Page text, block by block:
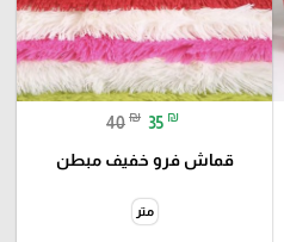
40 ₪ 35 ₪
قماش فرو خفيف مبطن
متر